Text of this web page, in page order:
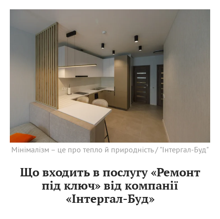
Мінімалізм – це про тепло й природність / "Інтергал-Буд"
Що входить в послугу «Ремонт
під ключ» від компанії
«Інтергал-Буд»